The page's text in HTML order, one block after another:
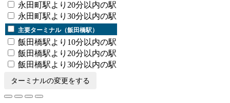
永田町駅より20分以内の駅
永田町駅より30分以内の駅
主要ターミナル（飯田橋駅）
飯田橋駅より10分以内の駅
飯田橋駅より20分以内の駅
飯田橋駅より30分以内の駅
ターミナルの変更をする